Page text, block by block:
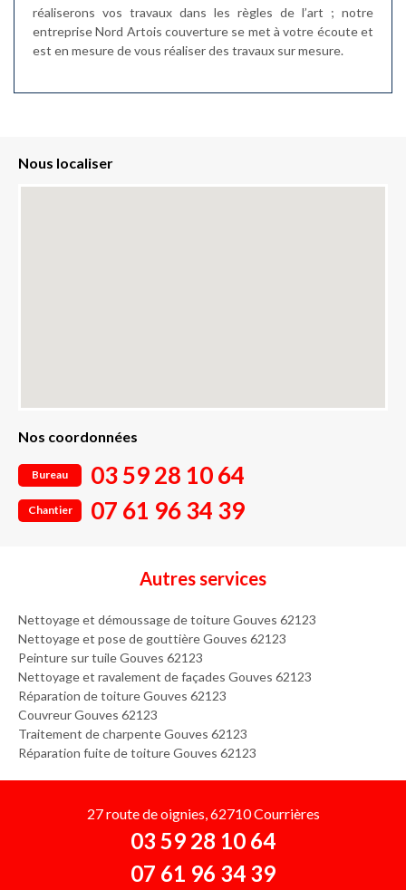
réaliserons vos travaux dans les règles de l’art ; notre
entreprise Nord Artois couverture se met à votre écoute et
est en mesure de vous réaliser des travaux sur mesure.
Nous localiser
Nos coordonnées
Bureau 03 59 28 10 64
Chantier 07 61 96 34 39
Autres services
Nettoyage et démoussage de toiture Gouves 62123
Nettoyage et pose de gouttière Gouves 62123
Peinture sur tuile Gouves 62123
Nettoyage et ravalement de façades Gouves 62123
Réparation de toiture Gouves 62123
Couvreur Gouves 62123
Traitement de charpente Gouves 62123
Réparation fuite de toiture Gouves 62123
27 route de oignies, 62710 Courrières
03 59 28 10 64
07 61 96 34 39